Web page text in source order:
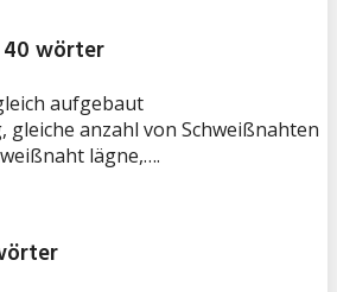
40 wörter
aufgebaut
gleiche anzahl von Schweißnahten
lägne,….